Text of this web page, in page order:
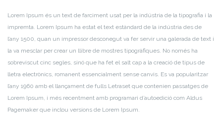
Lorem Ipsum és un text de farciment usat per la indústria de la tipografia i la
impremta. Lorem Ipsum ha estat el text estàndard de la indústria des de
l’any 1500, quan un impressor desconegut va fer servir una galerada de text i
la va mesclar per crear un llibre de mostres tipogràfiques. No només ha
sobreviscut cinc segles, sinó que ha fet el salt cap a la creació de tipus de
lletra electrònics, romanent essencialment sense canvis. Es va popularitzar
l’any 1960 amb el llançament de fulls Letraset que contenien passatges de
Lorem Ipsum, i més recentment amb programari d’autoedició com Aldus
Pagemaker que inclou versions de Lorem Ipsum.